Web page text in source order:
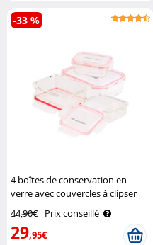
avec..
4 boîtes de conservation en
verre avec couvercles à clipser
Rosenstein & Söhne
44,90€ Prix conseillé
29,95€
-33 %